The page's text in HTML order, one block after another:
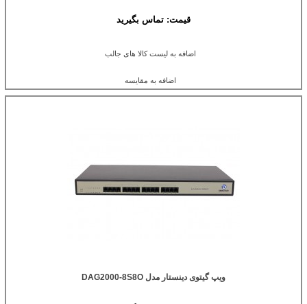
قیمت:تماس بگیرید
اضافه به لیست کالا های جالب
اضافه به مقایسه
ویپ گیتوی دینستار مدل DAG2000-8S8O